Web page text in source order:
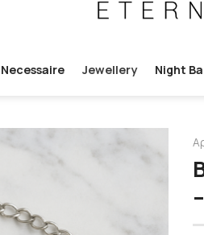
Necessaire Jewellery Night